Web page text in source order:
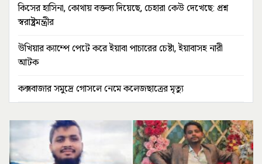
কিসের হাসিনা, কোথায় বক্তব্য দিয়েছে, চেহারা কেউ দেখেছে: প্রশ্ন
স্বরাষ্ট্রমন্ত্রীর
উখিয়ার ক্যাম্পে পেটে করে ইয়াবা পাচারের চেষ্টা, ইয়াবাসহ নারী
আটক
কক্সবাজার সমুদ্রে গোসলে নেমে কলেজছাত্রের মৃত্যু